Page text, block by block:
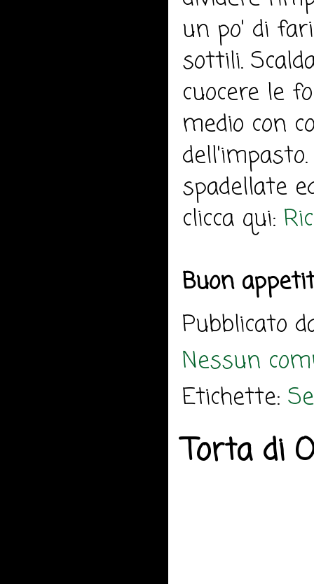
un po' di
sottili.
cuocere le
medio con
spadellate
clicca qui:
Buon
Pubblicato
Nessun
Etichette:
Torta di